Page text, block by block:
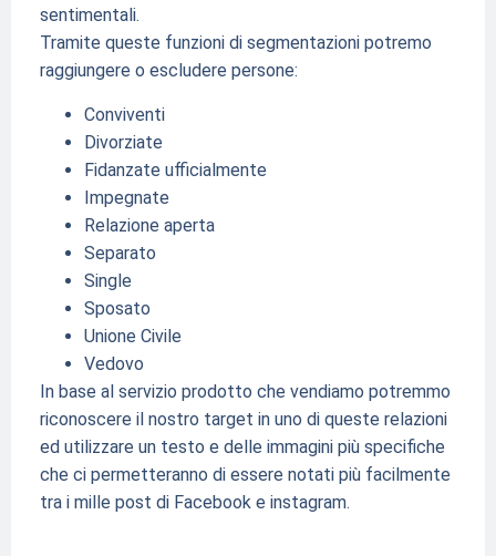
sentimentali.
Tramite queste funzioni di segmentazioni potremo
raggiungere o escludere persone:
Conviventi
Divorziate
Fidanzate ufficialmente
Impegnate
Relazione aperta
Separato
Single
Sposato
Unione Civile
Vedovo
In base al servizio prodotto che vendiamo potremmo
riconoscere il nostro target in uno di queste relazioni
ed utilizzare un testo e delle immagini più specifiche
che ci permetteranno di essere notati più facilmente
tra i mille post di Facebook e instagram.